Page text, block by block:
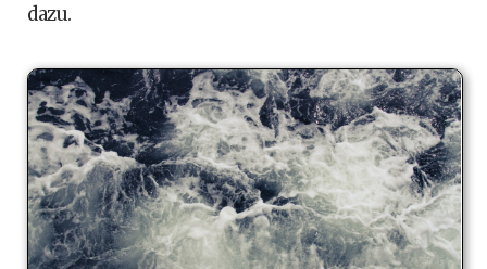
dazu.